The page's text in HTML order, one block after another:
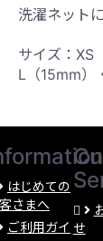
洗濯ネット
サイズ：XS
L（15mm）
はじめての
さまへ
ご利用ガイ せ